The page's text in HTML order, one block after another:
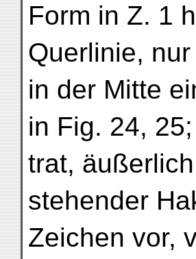
Form in Z. 1
Querlinie,
in der Mitte
in Fig. 24,
trat,
stehender
Zeichen vor,